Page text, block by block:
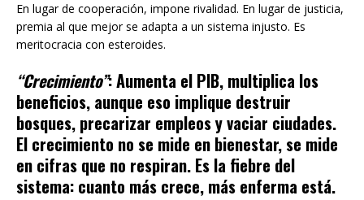
En lugar de cooperación, impone rivalidad. En lugar de justicia,
premia al que mejor se adapta a un sistema injusto. Es
meritocracia con esteroides.
“Crecimiento”:Aumenta el PIB, multiplica los
beneficios, aunque eso implique destruir
bosques, precarizar empleos y vaciar ciudades.
El crecimiento no se mide en bienestar, se mide
en cifras que no respiran. Es la fiebre del
sistema: cuanto más crece, más enferma está.